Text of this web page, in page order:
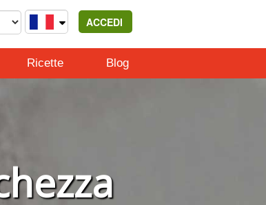
ACCEDI
Ricette Blog